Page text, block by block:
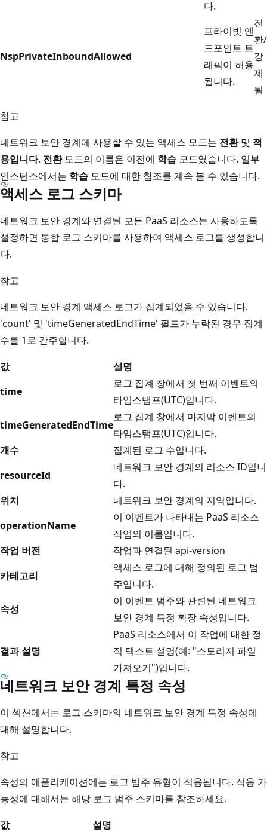
다.
NspPrivateInboundAllowed
프라이빗 엔
드포인트 트
래픽이 허용
됩니다.
전
환/
강
제
됨
참고
네트워크 보안 경계에 사용할 수 있는 액세스 모드는 전환및 적
용입니다. 전환모드의 이름은 이전에 학습 모드였습니다. 일부
인스턴스에서는 학습 모드에 대한 참조를 계속 볼 수 있습니다.
액세스 로그 스키마
네트워크 보안 경계와 연결된 모든 PaaS 리소스는 사용하도록
설정하면 통합 로그 스키마를 사용하여 액세스 로그를 생성합니
다.
참고
네트워크 보안 경계 액세스 로그가 집계되었을 수 있습니다.
'count' 및 'timeGeneratedEndTime' 필드가 누락된 경우 집계
수를 1로 간주합니다.
값
설명
time
로그 집계 창에서 첫 번째 이벤트의
타임스탬프(UTC)입니다.
timeGeneratedEndTime
로그 집계 창에서 마지막 이벤트의
타임스탬프(UTC)입니다.
개수
집계된 로그 수입니다.
resourceId
네트워크 보안 경계의 리소스 ID입니
다.
위치
네트워크 보안 경계의 지역입니다.
operationName
이 이벤트가 나타내는 PaaS 리소스
작업의 이름입니다.
작업 버전
작업과 연결된 api-version
카테고리
액세스 로그에 대해 정의된 로그 범
주입니다.
속성
이 이벤트 범주와 관련된 네트워크
보안 경계 특정 확장 속성입니다.
결과 설명
PaaS 리소스에서 이 작업에 대한 정
적 텍스트 설명(예: "스토리지 파일
가져오기")입니다.
네트워크 보안 경계 특정 속성
이 섹션에서는 로그 스키마의 네트워크 보안 경계 특정 속성에
대해 설명합니다.
참고
속성의 애플리케이션에는 로그 범주 유형이 적용됩니다. 적용 가
능성에 대해서는 해당 로그 범주 스키마를 참조하세요.
값
설명